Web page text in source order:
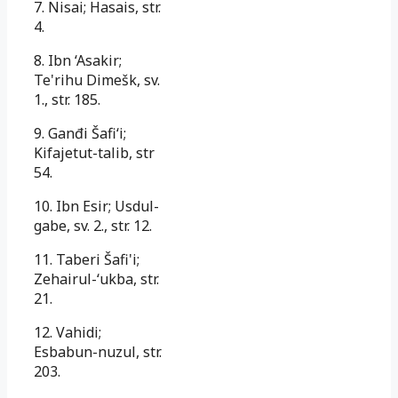
7. Nisai; Hasais, str.
4.
8. Ibn ‘Asakir;
Te'rihu Dimešk, sv.
1., str. 185.
9. Ganđi Šafi‘i;
Kifajetut-talib, str
54.
10. Ibn Esir; Usdul-
gabe, sv. 2., str. 12.
11. Taberi Šafi'i;
Zehairul-‘ukba, str.
21.
12. Vahidi;
Esbabun-nuzul, str.
203.